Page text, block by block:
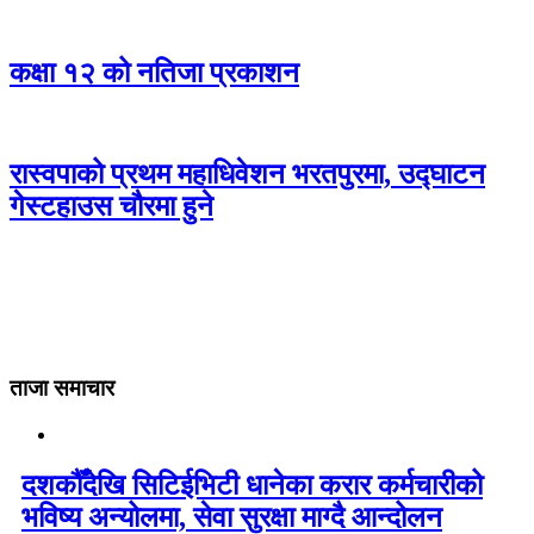
कक्षा १२ को नतिजा प्रकाशन
रास्वपाको प्रथम महाधिवेशन भरतपुरमा, उद्घाटन
गेस्टहाउस चौरमा हुने
ताजा समाचार
दशकौँदेखि सिटिईभिटी धानेका करार कर्मचारीको
भविष्य अन्योलमा, सेवा सुरक्षा माग्दै आन्दोलन